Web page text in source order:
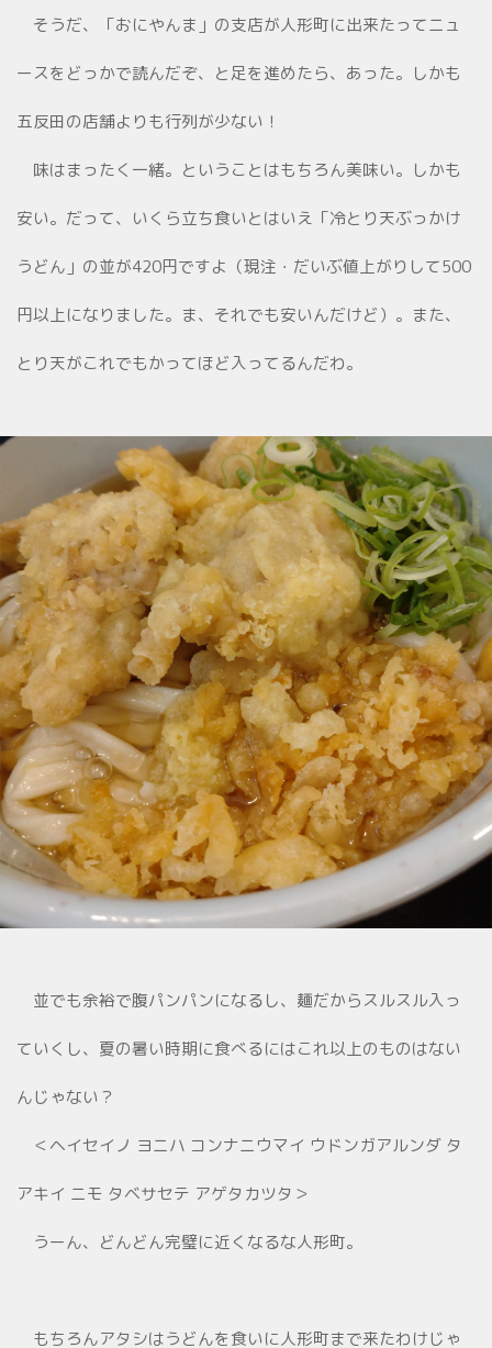
そうだ、「おにやんま」の支店が人形町に出来たってニュ
ースをどっかで読んだぞ、と足を進めたら、あった。しかも
五反田の店舗よりも行列が少ない！
味はまったく一緒。ということはもちろん美味い。しかも
安い。だって、いくら立ち食いとはいえ「冷とり天ぶっかけ
うどん」の並が420円ですよ（現注・だいぶ値上がりして500
円以上になりました。ま、それでも安いんだけど）。また、
とり天がこれでもかってほど入ってるんだわ。
並でも余裕で腹パンパンになるし、麺だからスルスル入っ
ていくし、夏の暑い時期に食べるにはこれ以上のものはない
んじゃない？
＜ヘイセイノ ヨニハ コンナニウマイ ウドンガアルンダ タ
アキイ ニモ タベサセテ アゲタカツタ＞
うーん、どんどん完璧に近くなるな人形町。
もちろんアタシはうどんを食いに人形町まで来たわけじゃ